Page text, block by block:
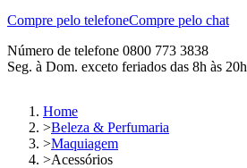
Compre pelo telefoneCompre pelo chat
Número de telefone 0800 773 3838
Seg. à Dom. exceto feriados das 8h às 20h
Home
>Beleza & Perfumaria
>Maquiagem
>Acessórios